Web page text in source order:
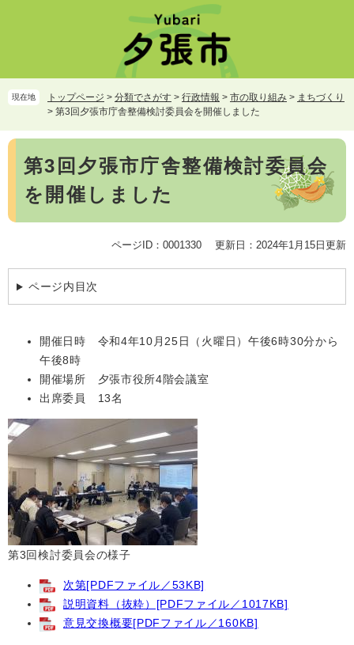
頭
で
飛
ば
て
現在地 トップページ > 分類でさがす > 行政情報 > 市の取り組み > まちづくり
> 第3回夕張市庁舎整備検討委員会を開催しました
本
第3回夕張市庁舎整備検討委員会
を開催しました
ページID：0001330 更新日：2024年1月15日更新
ページ内目次
開催日時 令和4年10月25日（火曜日）午後6時30分から
午後8時
開催場所 夕張市役所4階会議室
出席委員 13名
第3回検討委員会の様子
次第[PDFファイル／53KB]
説明資料（抜粋）[PDFファイル／1017KB]
意見交換概要[PDFファイル／160KB]